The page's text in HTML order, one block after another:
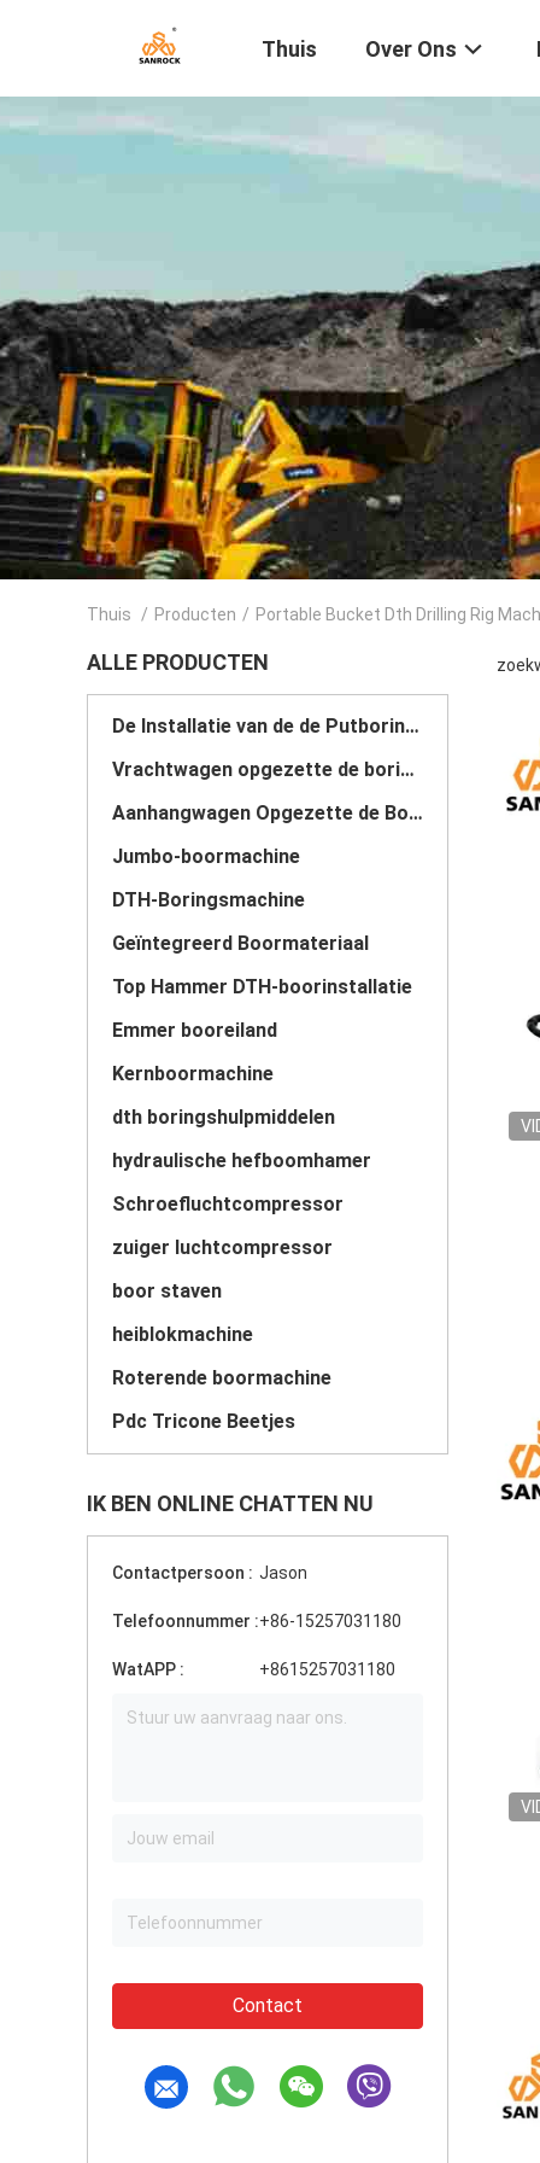
Thuis Over Ons
Thuis / Producten / Portable Bucket Dth Drilling Rig
ALLE PRODUCTEN
De Installatie van de de Putboring van het kruippakjewater
Vrachtwagen opgezette de boringsinstallatie van de waterput
Aanhangwagen Opgezette de Boringsinstallatie van de Waterput
Jumbo-boormachine
DTH-Boringsmachine
Geïntegreerd Boormateriaal
Top Hammer DTH-boorinstallatie
Emmer booreiland
Kernboormachine
dth boringshulpmiddelen
hydraulische hefboomhamer
Schroefluchtcompressor
zuiger luchtcompressor
boor staven
heiblokmachine
Roterende boormachine
Pdc Tricone Beetjes
IK BEN ONLINE CHATTEN NU
Contactpersoon : Jason
Telefoonnummer :+86-15257031180
WatAPP : +8615257031180
Contact